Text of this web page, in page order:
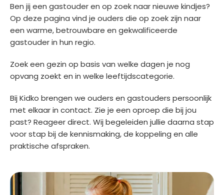
Ben jij een gastouder en op zoek naar nieuwe kindjes?
Op deze pagina vind je ouders die op zoek zijn naar
een warme, betrouwbare en gekwalificeerde
gastouder in hun regio.
Zoek een gezin op basis van welke dagen je nog
opvang zoekt en in welke leeftijdscategorie.
Bij Kidko brengen we ouders en gastouders persoonlijk
met elkaar in contact. Zie je een oproep die bij jou
past? Reageer direct. Wij begeleiden jullie daarna stap
voor stap bij de kennismaking, de koppeling en alle
praktische afspraken.